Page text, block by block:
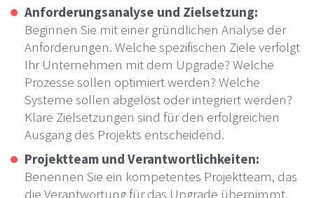
Anforderungsanalyse und Zielsetzung:
Beginnen Sie mit einer gründlichen Analyse der
Anforderungen. Welche spezifischen Ziele verfolgt
Ihr Unternehmen mit dem Upgrade? Welche
Prozesse sollen optimiert werden? Welche
Systeme sollen abgelöst oder integriert werden?
Klare Zielsetzungen sind für den erfolgreichen
Ausgang des Projekts entscheidend.
Projektteam und Verantwortlichkeiten:
Benennen Sie ein kompetentes Projektteam, das
die Verantwortung für das Upgrade übernimmt.